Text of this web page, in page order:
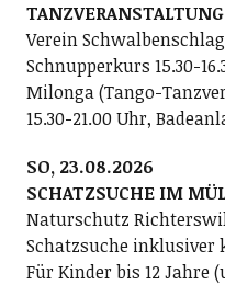
TANZVERANSTALTUNG
Verein Schwalbenschlag
Schnupperkurs 15.30-
Milonga (Tango-
15.30-21.00 Uhr,
SO, 23.08.2026
SCHATZSUCHE IM
Naturschutz
Schatzsuche inklusiver
Für Kinder bis 12 Jahre